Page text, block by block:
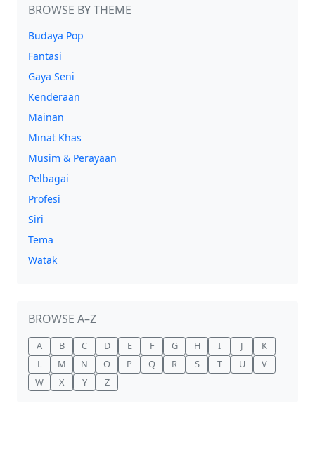
BROWSE BY THEME
Budaya Pop
Fantasi
Gaya Seni
Kenderaan
Mainan
Minat Khas
Musim & Perayaan
Pelbagai
Profesi
Siri
Tema
Watak
BROWSE A–Z
A B C D E F G H I J
K
L
M N O P Q R S T U
V
W
X Y Z